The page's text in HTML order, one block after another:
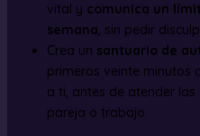
vital y comunica un
semana, sin pedir
Crea un santuario de
primeros veinte minutos
a ti, antes de atender
pareja o trabajo.